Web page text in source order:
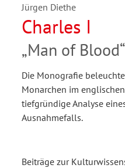
Jürgen Diethe
Charles I
„Man of
Die Monografie
Monarchen im
tiefgründige Analyse
Ausnahmefalls.
Beiträge zur